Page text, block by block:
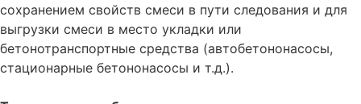
сохранением свойств смеси в пути следования и для
выгрузки смеси в место укладки или
бетонотранспортные средства (автобетононасосы,
стационарные бетононасосы и т.д.).